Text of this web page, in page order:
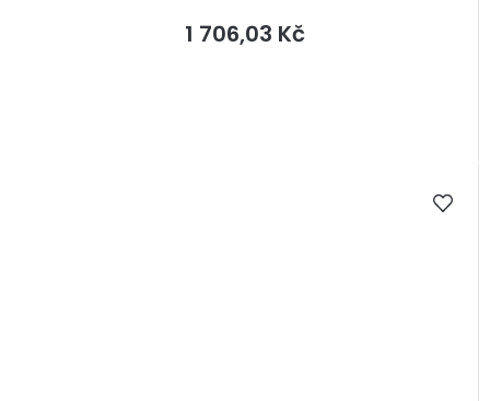
1 706,03 Kč